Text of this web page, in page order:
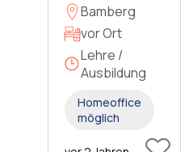
Bamberg
vor Ort
Lehre /
Ausbildung
Homeoffice
möglich